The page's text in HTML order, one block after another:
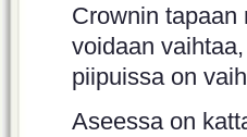
Crownin tapaan
voidaan
piipuissa on
Aseessa on